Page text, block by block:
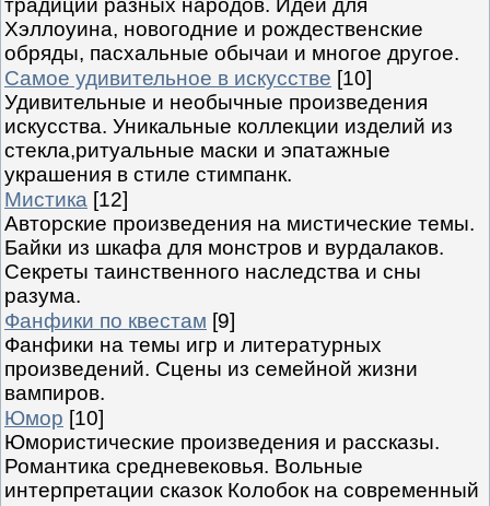
традиции разных народов. Идеи для
Хэллоуина, новогодние и рождественские
обряды, пасхальные обычаи и многое другое.
Самое удивительное в искусстве [10]
Удивительные и необычные произведения
искусства. Уникальные коллекции изделий из
стекла,ритуальные маски и эпатажные
украшения в стиле стимпанк.
Мистика [12]
Авторские произведения на мистические темы.
Байки из шкафа для монстров и вурдалаков.
Секреты таинственного наследства и сны
разума.
Фанфики по квестам [9]
Фанфики на темы игр и литературных
произведений. Сцены из семейной жизни
вампиров.
Юмор [10]
Юмористические произведения и рассказы.
Романтика средневековья. Вольные
интерпретации сказок Колобок на современный